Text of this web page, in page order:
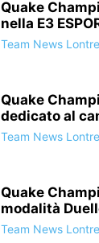
Quake
nella E3
Team News Lontre
Quake
dedicato al
Team News Lontre
Quake
modalità
Team News Lontre